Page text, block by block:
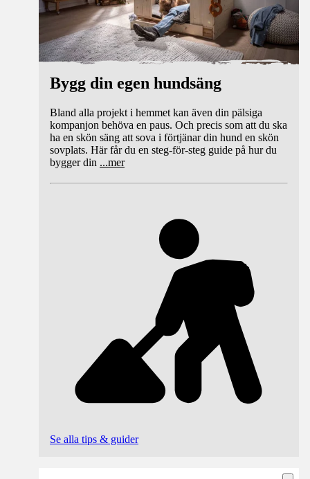
Bygg din egen hundsäng
Bland alla projekt i hemmet kan även din pälsiga
kompanjon behöva en paus. Och precis som att du ska
ha en skön säng att sova i förtjänar din hund en skön
sovplats. Här får du en steg-för-steg guide på hur du
bygger din ...mer
Se alla tips & guider